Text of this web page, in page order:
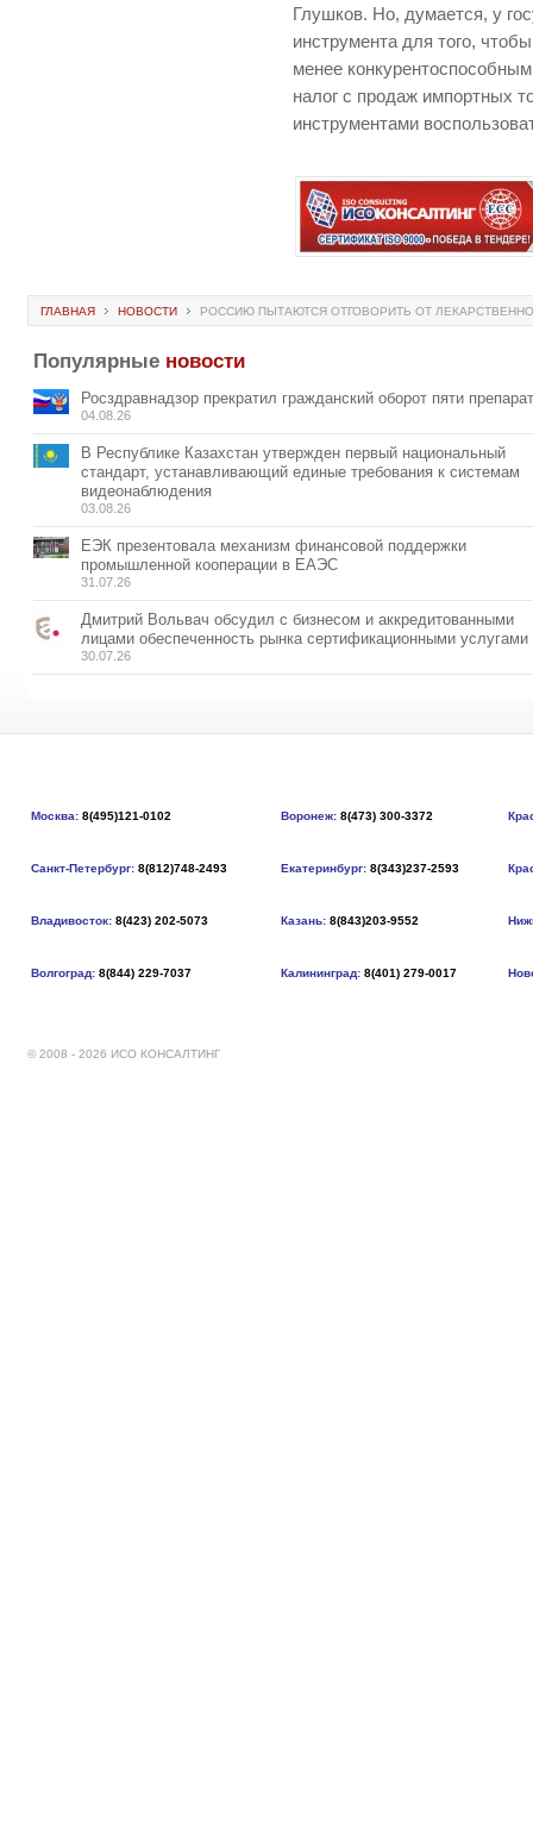
Глушков. Но, думается, у
инструмента для того,
менее
налог с продаж импортных
инструментами
ГЛАВНАЯ НОВОСТИ РОССИЮ ПЫТАЮТСЯ ОТГОВОРИТЬ ОТ
Популярные новости
Росздравнадзор прекратил гражданский оборот пяти
04.08.26
В Республике Казахстан утвержден первый национальный
стандарт, устанавливающий единые требования к системам
видеонаблюдения
03.08.26
ЕЭК презентовала механизм финансовой поддержки
промышленной кооперации в ЕАЭС
31.07.26
Дмитрий Вольвач обсудил с бизнесом и аккредитованными
лицами обеспеченность рынка сертификационными услугами
30.07.26
Москва: 8(495)121-0102 Воронеж: 8(473) 300-3372
Санкт-Петербург: 8(812)748-2493 Екатеринбург: 8(343)237-2593
Владивосток: 8(423) 202-5073 Казань: 8(843)203-9552
Волгоград: 8(844) 229-7037 Калининград: 8(401) 279-0017
© 2008 - 2026 ИСО КОНСАЛТИНГ